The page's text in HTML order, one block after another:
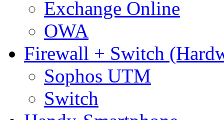
Exchange Online
OWA
Firewall + Switch
Sophos UTM
Switch